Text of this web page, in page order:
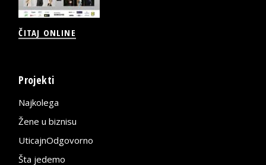
ČITAJ ONLINE
Projekti
Najkolega
Žene u biznisu
UticajnOdgovorno
Šta jedemo